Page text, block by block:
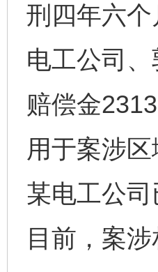
刑四年六
电工公司
赔偿金
用于案涉
某电工公
目前，案